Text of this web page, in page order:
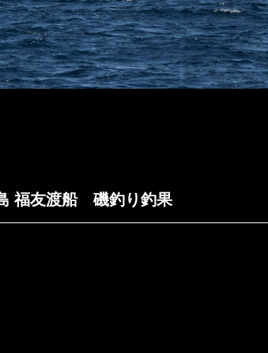
福友渡船 磯釣り釣果